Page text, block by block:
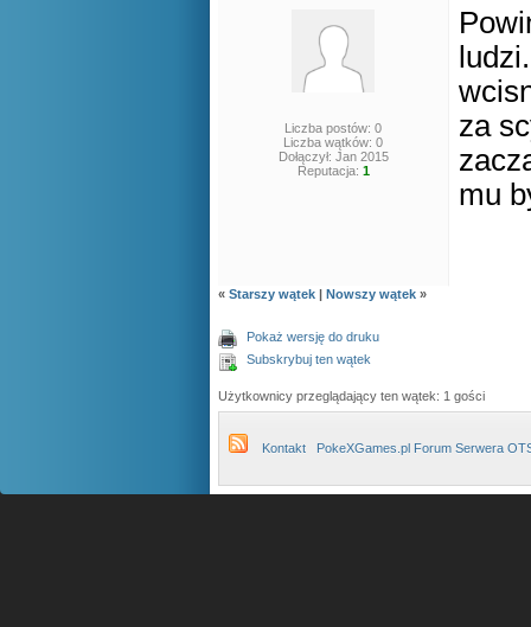
Liczba postów: 0
Liczba wątków: 0
Dołączył: Jan 2015
Reputacja: 1
za
mu
« Starszy wątek | Nowszy wątek »
Pokaż wersję do druku
Subskrybuj ten wątek
Użytkownicy przeglądający ten wątek: 1 gości
Kontakt PokeXGames.pl Forum Serwera